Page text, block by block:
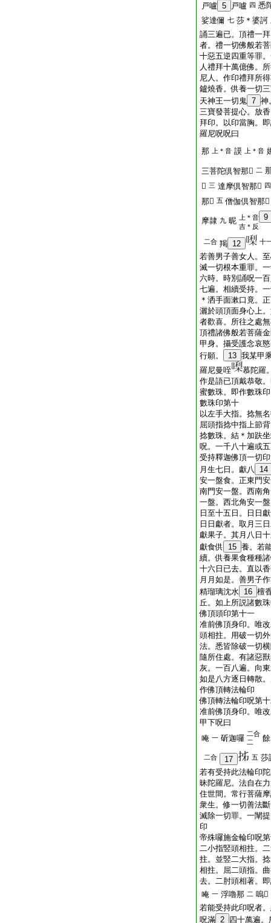
戸嚧 5 戸嚧 四 悉
娑達儞 七 莎＊婆訶
誦三遍已。頂禮一
者。禮一切佛般若
十惡五逆四重等罪
人禮拜十萬億佛。
尼人。作印禮拜所
鑪燒香。供養一切
天神王一切鬼 7 神
三寶發菩提心。放
拜印。以印當胸。
羅尼呪呪曰
那
上＊音 謨 上＊音
三菩陀倶智那𤙖 二
𤙖 三 達摩倶智那𤙖 四
那𤙖 五 僧伽倶智那𤙖
摩隷 九 昵 上＊音 9
吉＊反
二合 羯 12 十
若善男子善女人。
滅一切根本重罪。
六時。時別誦呪一
七遍。相續受持。
＊洒手面漱口竟。
灑於頭頂面身心上
者歡喜。所往之處
頂禮諸佛般若菩薩
甲身。攝受護念哀
行願。
13 我某甲
羅尼曼咥
慕陀羅
作是語已頂戴恭敬
蜜數珠。即作數珠印
數珠印第十
以左手大指。捻無
屈頭指捻中指上節
捻數珠。結＊加趺
呪。一千八十遍或
受持釋迦佛頂一切
月生七日。獻八
14
安一盤食。正東門
南門安一盤。西南
一盤。西北角安一
日至十五日。日日
日日獻者。取月三
獻果子。其月八日
獻食供
15 養。若
續。供養果食種種
十六日已去。直以
月月如是。善男子
精瑠璃沈水 16 檀
丘。如上所説諸數
佛頂頭印第十一
准前佛頂身印。唯
頭相拄。用破一切
法。悉皆除破一切
隨所住處。有諸惡
灰。一百八遍。向
如是八方逐日轉散
作佛頂轉法輪印
佛頂轉法輪印呪第
准前佛頂身印。唯
甲下呪曰
唵 一 斫迦囉 二合
二
二合 17 五 莎
若有受持此法輪印
昧陀羅尼。法自在
住世間。常行菩薩
衆生。修一切善法
滅除一切罪。一闡
印
帝殊囉施金輪印呪
二小指竪頭相拄。
拄。並竪二大指。
相拄。屈二頭指。
去。二肘頭相著。
唵 一 浮嚕那 二 嗚𤙖
若能受持此印呪者
呪滿 2 四十萬遍